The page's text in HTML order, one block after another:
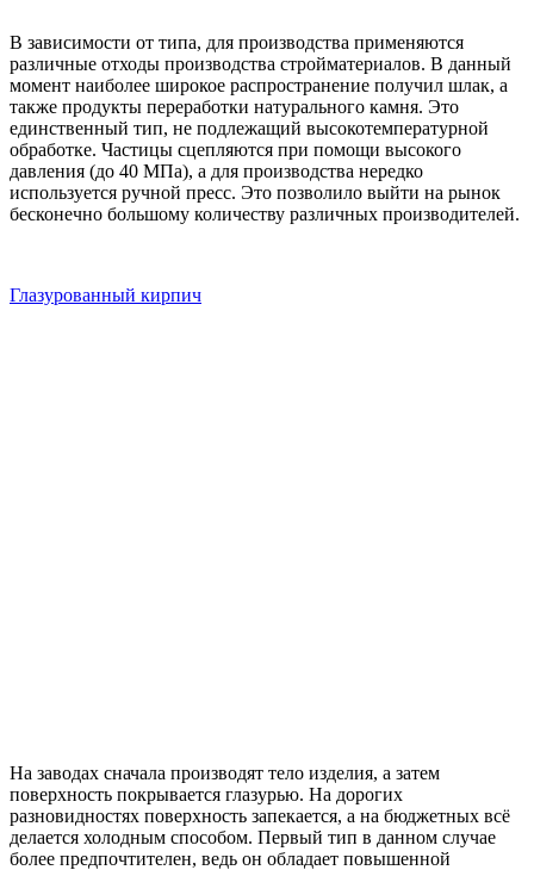
В зависимости от типа, для производства применяются
различные отходы производства стройматериалов. В данный
момент наиболее широкое распространение получил шлак, а
также продукты переработки натурального камня. Это
единственный тип, не подлежащий высокотемпературной
обработке. Частицы сцепляются при помощи высокого
давления (до 40 МПа), а для производства нередко
используется ручной пресс. Это позволило выйти на рынок
бесконечно большому количеству различных производителей.
Глазурованный кирпич
На заводах сначала производят тело изделия, а затем
поверхность покрывается глазурью. На дорогих
разновидностях поверхность запекается, а на бюджетных всё
делается холодным способом. Первый тип в данном случае
более предпочтителен, ведь он обладает повышенной